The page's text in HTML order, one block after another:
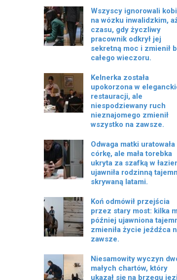
Wszyscy ignorowali
na wózku inwalidzkim,
czasu, gdy życzliwy
pracownik odkrył jej
sekretną moc i zmienił
całego wieczoru.
Kelnerka została
upokorzona w
restauracji, ale
niespodziewany ruch
nieznajomego zmienił
wszystko na zawsze.
Odwaga matki uratowała
córkę, ale mała torebka
ukryta za szafką w
ujawniła rodzinną
skrywaną latami.
Koń odmówił przejścia
przez stary most: kilka
później ujawniona
zmieniła życie jeźdźca
zawsze.
Niesamowity wyczyn
małych chartów, który
ukazał się na brzegu